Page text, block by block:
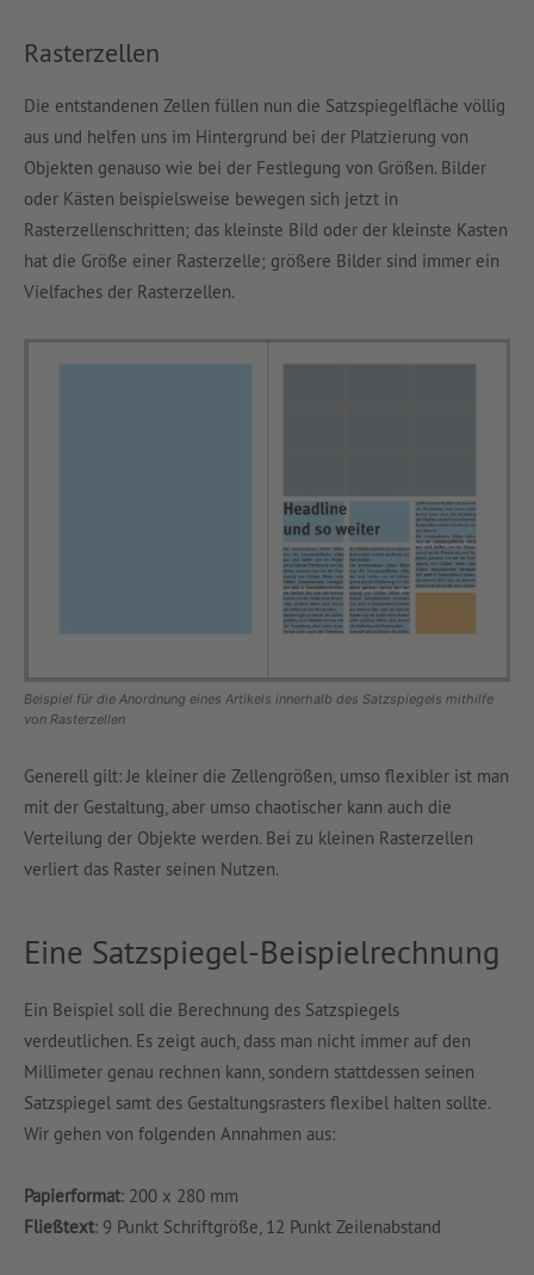
Rasterzellen
Die entstandenen Zellen füllen nun die Satzspiegelfläche völlig
aus und helfen uns im Hintergrund bei der Platzierung von
Objekten genauso wie bei der Festlegung von Größen. Bilder
oder Kästen beispielsweise bewegen sich jetzt in
Rasterzellenschritten; das kleinste Bild oder der kleinste Kasten
hat die Größe einer Rasterzelle; größere Bilder sind immer ein
Vielfaches der Rasterzellen.
Beispiel für die Anordnung eines Artikels innerhalb des Satzspiegels mithilfe
von Rasterzellen
Generell gilt: Je kleiner die Zellengrößen, umso flexibler ist man
mit der Gestaltung, aber umso chaotischer kann auch die
Verteilung der Objekte werden. Bei zu kleinen Rasterzellen
verliert das Raster seinen Nutzen.
Eine Satzspiegel-Beispielrechnung
Ein Beispiel soll die Berechnung des Satzspiegels
verdeutlichen. Es zeigt auch, dass man nicht immer auf den
Millimeter genau rechnen kann, sondern stattdessen seinen
Satzspiegel samt des Gestaltungsrasters flexibel halten sollte.
Wir gehen von folgenden Annahmen aus:
Papierformat: 200 x 280 mm
Fließtext: 9 Punkt Schriftgröße, 12 Punkt Zeilenabstand